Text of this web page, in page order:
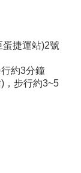
捷運站)2號
約3分鐘
，步行約3~5